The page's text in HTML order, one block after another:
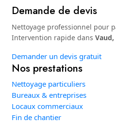
Demande de devis
Nettoyage professionnel pour
Intervention rapide dans
Demander un devis gratuit
Nos prestations
Nettoyage particuliers
Bureaux & entreprises
Locaux commerciaux
Fin de chantier